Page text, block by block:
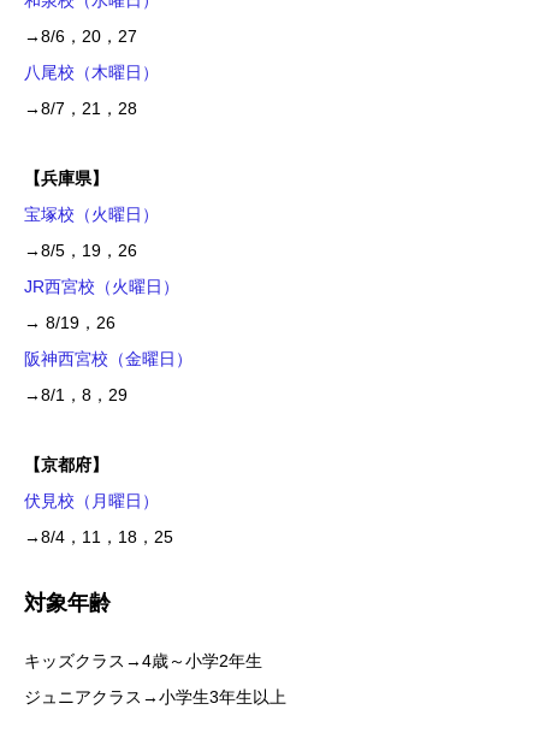
→8/6，20，27
八尾校（木曜日）
→8/7，21，28
【兵庫県】
宝塚校（火曜日）
→8/5，19，26
JR西宮校（火曜日）
→ 8/19，26
阪神西宮校（金曜日）
→8/1，8，29
【京都府】
伏見校（月曜日）
→8/4，11，18，25
対象年齢
キッズクラス→4歳～小学2年生
ジュニアクラス→小学生3年生以上